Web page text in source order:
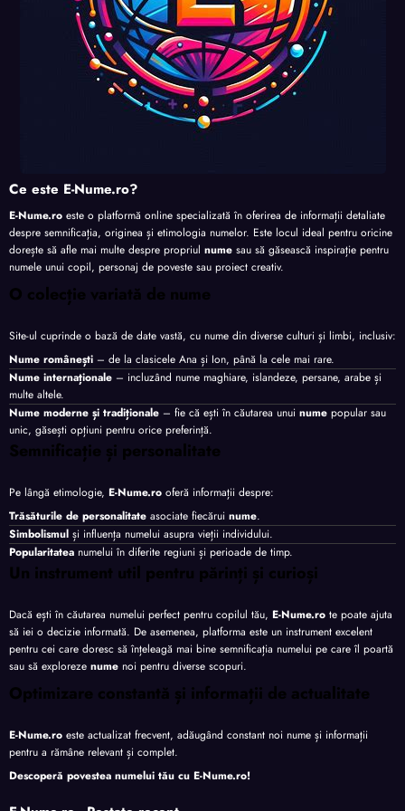
Ce este E-Nume.ro?
E-Nume.ro este o platformă online specializată în oferirea de informații detaliate
despre semnificația, originea și etimologia numelor. Este locul ideal pentru oricine
dorește să afle mai multe despre propriul nume sau să găsească inspirație pentru
numele unui copil, personaj de poveste sau proiect creativ.
O colecție variată de nume
Site-ul cuprinde o bază de date vastă, cu nume din diverse culturi și limbi, inclusiv:
Nume românești – de la clasicele Ana și Ion, până la cele mai rare.
Nume internaționale – incluzând nume maghiare, islandeze, persane, arabe și
multe altele.
Nume moderne și tradiționale – fie că ești în căutarea unui nume popular sau
unic, găsești opțiuni pentru orice preferință.
Semnificație și personalitate
Pe lângă etimologie, E-Nume.ro oferă informații despre:
Trăsăturile de personalitate asociate fiecărui nume.
Simbolismul și influența numelui asupra vieții individului.
Popularitatea numelui în diferite regiuni și perioade de timp.
Un instrument util pentru părinți și curioși
Dacă ești în căutarea numelui perfect pentru copilul tău, E-Nume.ro te poate ajuta
să iei o decizie informată. De asemenea, platforma este un instrument excelent
pentru cei care doresc să înțeleagă mai bine semnificația numelui pe care îl poartă
sau să exploreze nume noi pentru diverse scopuri.
Optimizare constantă și informații de actualitate
E-Nume.ro este actualizat frecvent, adăugând constant noi nume și informații
pentru a rămâne relevant și complet.
Descoperă povestea numelui tău cu E-Nume.ro!